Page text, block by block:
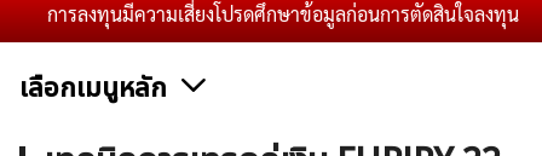
ค้นหา
การลงทุนมีความเสี่ยงโปรดศึกษาข้อมูลก่อนการตัดสินใจลงทุน แล
เลือกเมนูหลัก
ข่าวฟอเร็กซ์และสกุลเงิน คริปโตเคอร์เรนซี
ฟรีซิกแนล รายวัน